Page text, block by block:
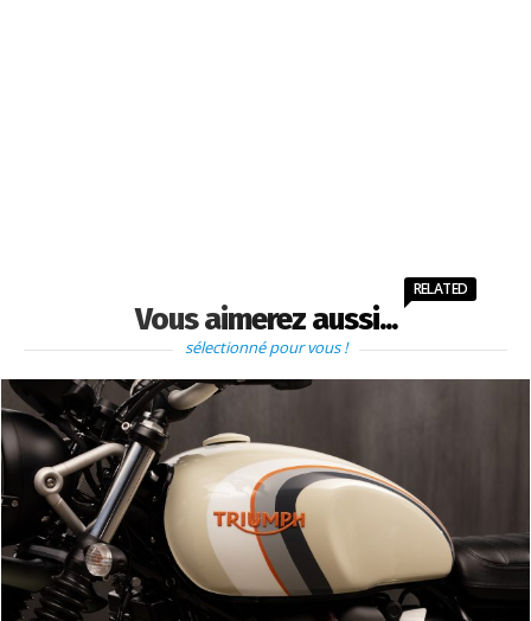
Vous aimerez aussi...
RELATED
sélectionné pour vous !